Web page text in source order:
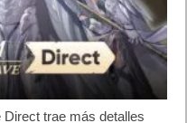
Direct trae más detalles